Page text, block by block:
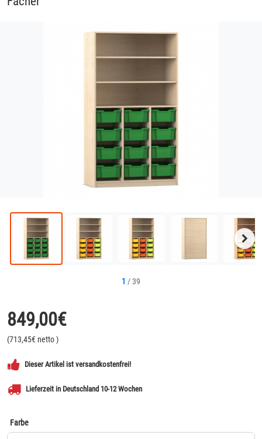
Bild
1 /39
849,00€
(713,45€ netto)
Dieser Artikel ist versandkostenfrei!
Lieferzeit in Deutschland 10-12 Wochen
Farbe